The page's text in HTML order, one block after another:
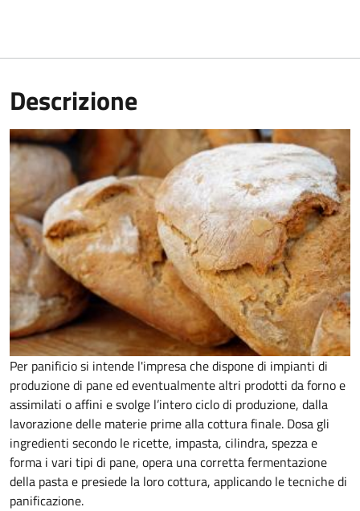
Descrizione
Per panificio si intende l'impresa che dispone di impianti di
produzione di pane ed eventualmente altri prodotti da forno e
assimilati o affini e svolge l’intero ciclo di produzione, dalla
lavorazione delle materie prime alla cottura finale. Dosa gli
ingredienti secondo le ricette, impasta, cilindra, spezza e
forma i vari tipi di pane, opera una corretta fermentazione
della pasta e presiede la loro cottura, applicando le tecniche di
panificazione.